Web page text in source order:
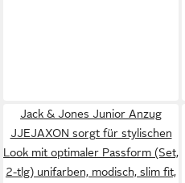
Jack & Jones Junior Anzug
JJEJAXON sorgt für stylischen
Look mit optimaler Passform (Set,
2-tlg) unifarben, modisch, slim fit,